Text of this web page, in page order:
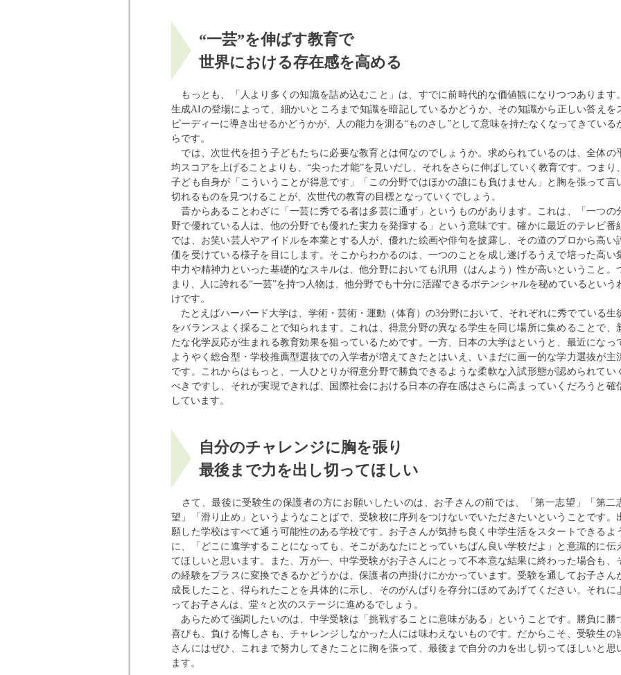
“一芸”を伸ばす教育で
世界における存在感を高める
もっとも、「人より多くの知識を詰め込むこと」は、すでに前時代的な価値観になりつつあります
生成AIの登場によって、細かいところまで知識を暗記しているかどうか、その知識から正しい答えを
ピーディーに導き出せるかどうかが、人の能力を測る“ものさし”として意味を持たなくなってきている
らです。
では、次世代を担う子どもたちに必要な教育とは何なのでしょうか。求められているのは、全体の
均スコアを上げることよりも、“尖った才能”を見いだし、それをさらに伸ばしていく教育です。つまり
子ども自身が「こういうことが得意です」「この分野ではほかの誰にも負けません」と胸を張って言
切れるものを見つけることが、次世代の教育の目標となっていくでしょう。
昔からあることわざに「一芸に秀でる者は多芸に通ず」というものがあります。これは、「一つの
野で優れている人は、他の分野でも優れた実力を発揮する」という意味です。確かに最近のテレビ番
では、お笑い芸人やアイドルを本業とする人が、優れた絵画や俳句を披露し、その道のプロから高い
価を受けている様子を目にします。そこからわかるのは、一つのことを成し遂げるうえで培った高い
中力や精神力といった基礎的なスキルは、他分野においても汎用（はんよう）性が高いということ。
まり、人に誇れる“一芸”を持つ人物は、他分野でも十分に活躍できるポテンシャルを秘めているという
けです。
たとえばハーバード大学は、学術・芸術・運動（体育）の3分野において、それぞれに秀でている生
をバランスよく採ることで知られます。これは、得意分野の異なる学生を同じ場所に集めることで、
たな化学反応が生まれる教育効果を狙っているためです。一方、日本の大学はというと、最近になっ
ようやく総合型・学校推薦型選抜での入学者が増えてきたとはいえ、いまだに画一的な学力選抜が主
です。これからはもっと、一人ひとりが得意分野で勝負できるような柔軟な入試形態が認められてい
べきですし、それが実現できれば、国際社会における日本の存在感はさらに高まっていくだろうと確
しています。
自分のチャレンジに胸を張り
最後まで力を出し切ってほしい
さて、最後に受験生の保護者の方にお願いしたいのは、お子さんの前では、「第一志望」「第二
望」「滑り止め」というようなことばで、受験校に序列をつけないでいただきたいということです。
願した学校はすべて通う可能性のある学校です。お子さんが気持ち良く中学生活をスタートできるよ
に、「どこに進学することになっても、そこがあなたにとっていちばん良い学校だよ」と意識的に伝
てほしいと思います。また、万が一、中学受験がお子さんにとって不本意な結果に終わった場合も、
の経験をプラスに変換できるかどうかは、保護者の声掛けにかかっています。受験を通してお子さん
成長したこと、得られたことを具体的に示し、そのがんばりを存分にほめてあげてください。それに
ってお子さんは、堂々と次のステージに進めるでしょう。
あらためて強調したいのは、中学受験は「挑戦することに意味がある」ということです。勝負に勝
喜びも、負ける悔しさも、チャレンジしなかった人には味わえないものです。だからこそ、受験生の
さんにはぜひ、これまで努力してきたことに胸を張って、最後まで自分の力を出し切ってほしいと思
ます。